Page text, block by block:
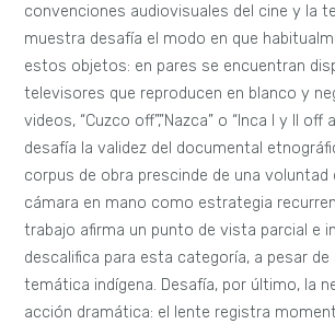
convenciones audiovisuales del cine y la
muestra desafía el modo en que
estos objetos: en pares se encuentran
televisores que reproducen en blanco y
videos, “Cuzco off”,”Nazca” o “Inca I y II off
desafía la validez del documental
corpus de obra prescinde de una voluntad
cámara en mano como estrategia
trabajo afirma un punto de vista parcial e
descalifica para esta categoría, a pesar
temática indígena. Desafía, por último, la
acción dramática: el lente registra